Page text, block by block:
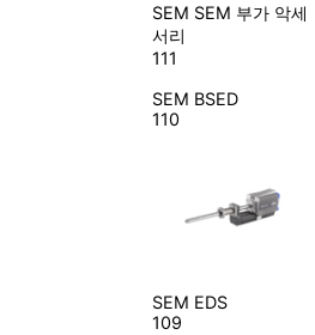
SEM SEM 부가 악세
서리
111
SEM BSED
110
SEM EDS
109